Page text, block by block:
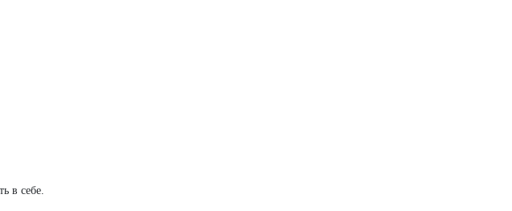
в себе.